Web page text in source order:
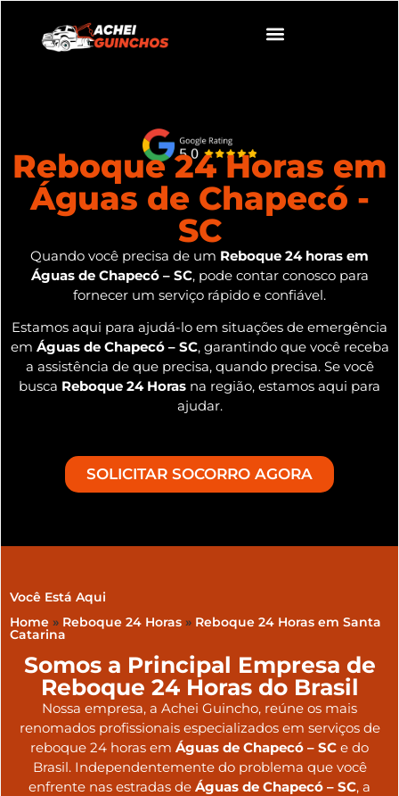
Reboque 24 Horas em
Águas de Chapecó -
SC
Quando você precisa de um Reboque 24 horas em
Águas de Chapecó – SC, pode contar conosco para
fornecer um serviço rápido e confiável.
Estamos aqui para ajudá-lo em situações de emergência
em Águas de Chapecó – SC, garantindo que você receba
a assistência de que precisa, quando precisa. Se você
busca Reboque 24 Horas na região, estamos aqui para
ajudar.
SOLICITAR SOCORRO AGORA
Você Está Aqui
Home » Reboque 24 Horas » Reboque 24 Horas em Santa
Catarina
Somos a Principal Empresa de
Reboque 24 Horas do Brasil
Nossa empresa, a Achei Guincho, reúne os mais
renomados profissionais especializados em serviços de
reboque 24 horas em Águas de Chapecó – SC e do
Brasil. Independentemente do problema que você
enfrente nas estradas de Águas de Chapecó – SC, a